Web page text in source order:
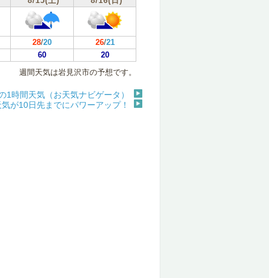
28/20 26/21
60
20
週間天気は岩見沢市の予想です。
1時間天気（お天気ナビゲータ）
が10日先までにパワーアップ！